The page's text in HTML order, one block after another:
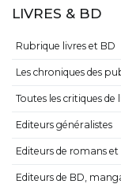
LIVRES & BD
Rubrique livres et BD
Les chroniques des
Toutes les critiques de
Editeurs généralistes
Editeurs de romans
Editeurs de BD,